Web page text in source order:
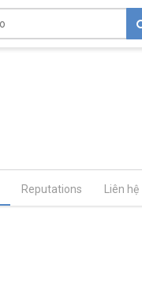
Reputations Liên hệ